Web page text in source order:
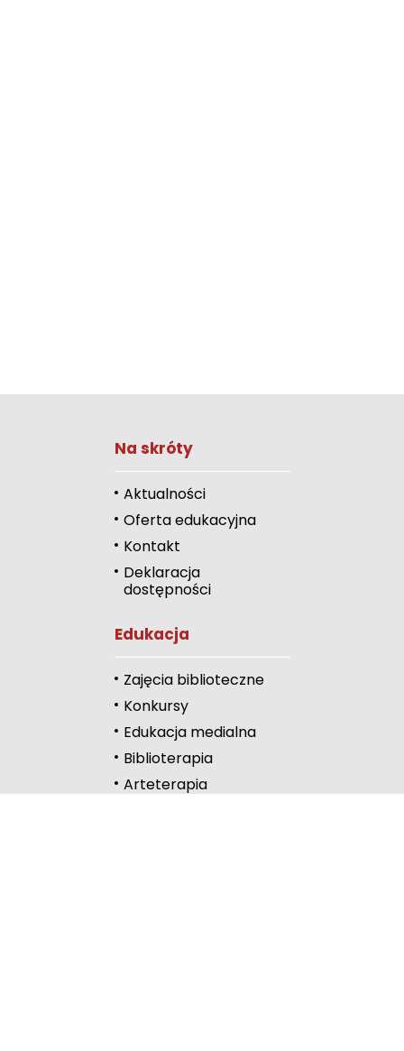
Na skróty
Aktualności
Oferta edukacyjna
Kontakt
Deklaracja
dostępności
Edukacja
Zajęcia biblioteczne
Konkursy
Edukacja medialna
Biblioterapia
Arteterapia
Duży kursor